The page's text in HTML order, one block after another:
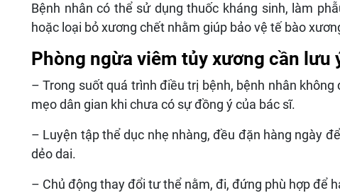
Bệnh nhân có thể sử dụng thuốc kháng sinh, làm
hoặc loại bỏ xương chết nhằm giúp bảo vệ tế bào
Phòng ngừa viêm tủy xương cần lưu
– Trong suốt quá trình điều trị bệnh, bệnh nhân
mẹo dân gian khi chưa có sự đồng ý của bác sĩ.
– Luyện tập thể dục nhẹ nhàng, đều đặn hàng ngày
dẻo dai.
– Chủ động thay đổi tư thể nằm, đi, đứng phù hợp để